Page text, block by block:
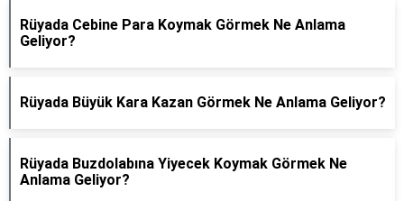
Rüyada Cebine Para Koymak Görmek Ne Anlama
Geliyor?
Rüyada Büyük Kara Kazan Görmek Ne Anlama Geliyor?
Rüyada Buzdolabına Yiyecek Koymak Görmek Ne
Anlama Geliyor?